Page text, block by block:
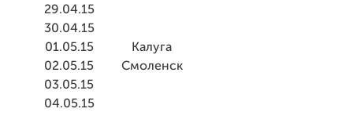
29.04.15
30.04.15
01.05.15
Калуга
02.05.15
Смоленск
03.05.15
04.05.15